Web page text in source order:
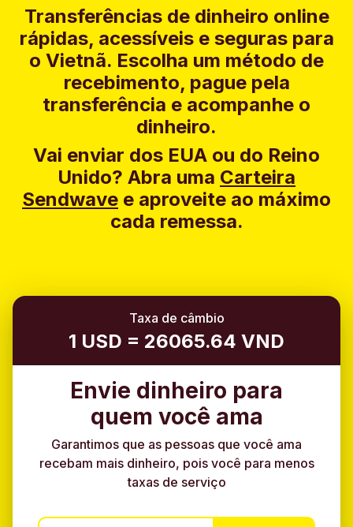
Transferências de dinheiro online
rápidas, acessíveis e seguras para
o Vietnã. Escolha um método de
recebimento, pague pela
transferência e acompanhe o
dinheiro.
Vai enviar dos EUA ou do Reino
Unido? Abra uma Carteira
Sendwave e aproveite ao máximo
cada remessa.
Taxa de câmbio
1 USD = 26065.64 VND
Envie dinheiro para
quem você ama
Garantimos que as pessoas que você ama
recebam mais dinheiro, pois você para menos
taxas de serviço